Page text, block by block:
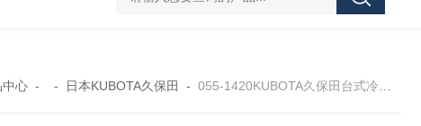
中心- - 日本KUBOTA久保田 - 055-1420KUBOTA久保田台式冷冻离心机试管架采X管